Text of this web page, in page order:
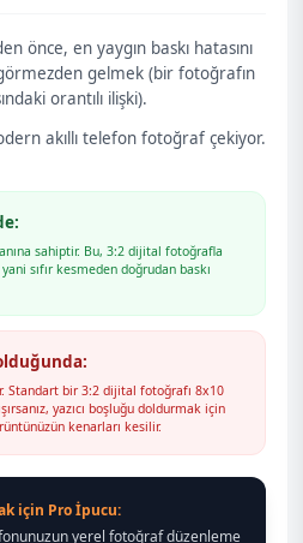
önce, en yaygın baskı hatasını
görmezden gelmek (bir fotoğrafın
orantılı ilişki).
akıllı telefon fotoğraf çekiyor.
sahiptir. Bu, 3:2 dijital fotoğrafla
sıfır kesmeden doğrudan baskı
Standart bir 3:2 dijital fotoğrafı 8x10
yazıcı boşluğu doldurmak için
kenarları kesilir.
için Pro İpucu:
yerel fotoğraf düzenleme